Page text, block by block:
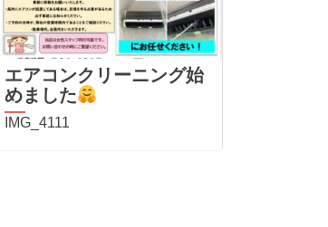
エアコンクリーニング始
めました
IMG_4111